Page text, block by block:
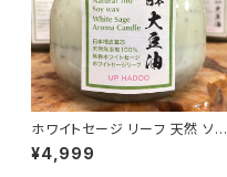
ホワイトセージ リーフ 天然 ソイ
キャンドル アロマキャンドル
¥4,999